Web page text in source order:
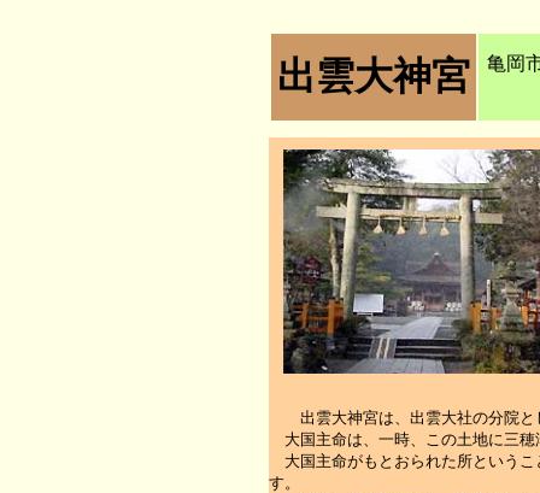
出雲大神宮 亀岡
出雲大神宮は、出雲大社の分院と
大国主命は、一時、この土地に三穂
大国主命がもとおられた所というこ
す。